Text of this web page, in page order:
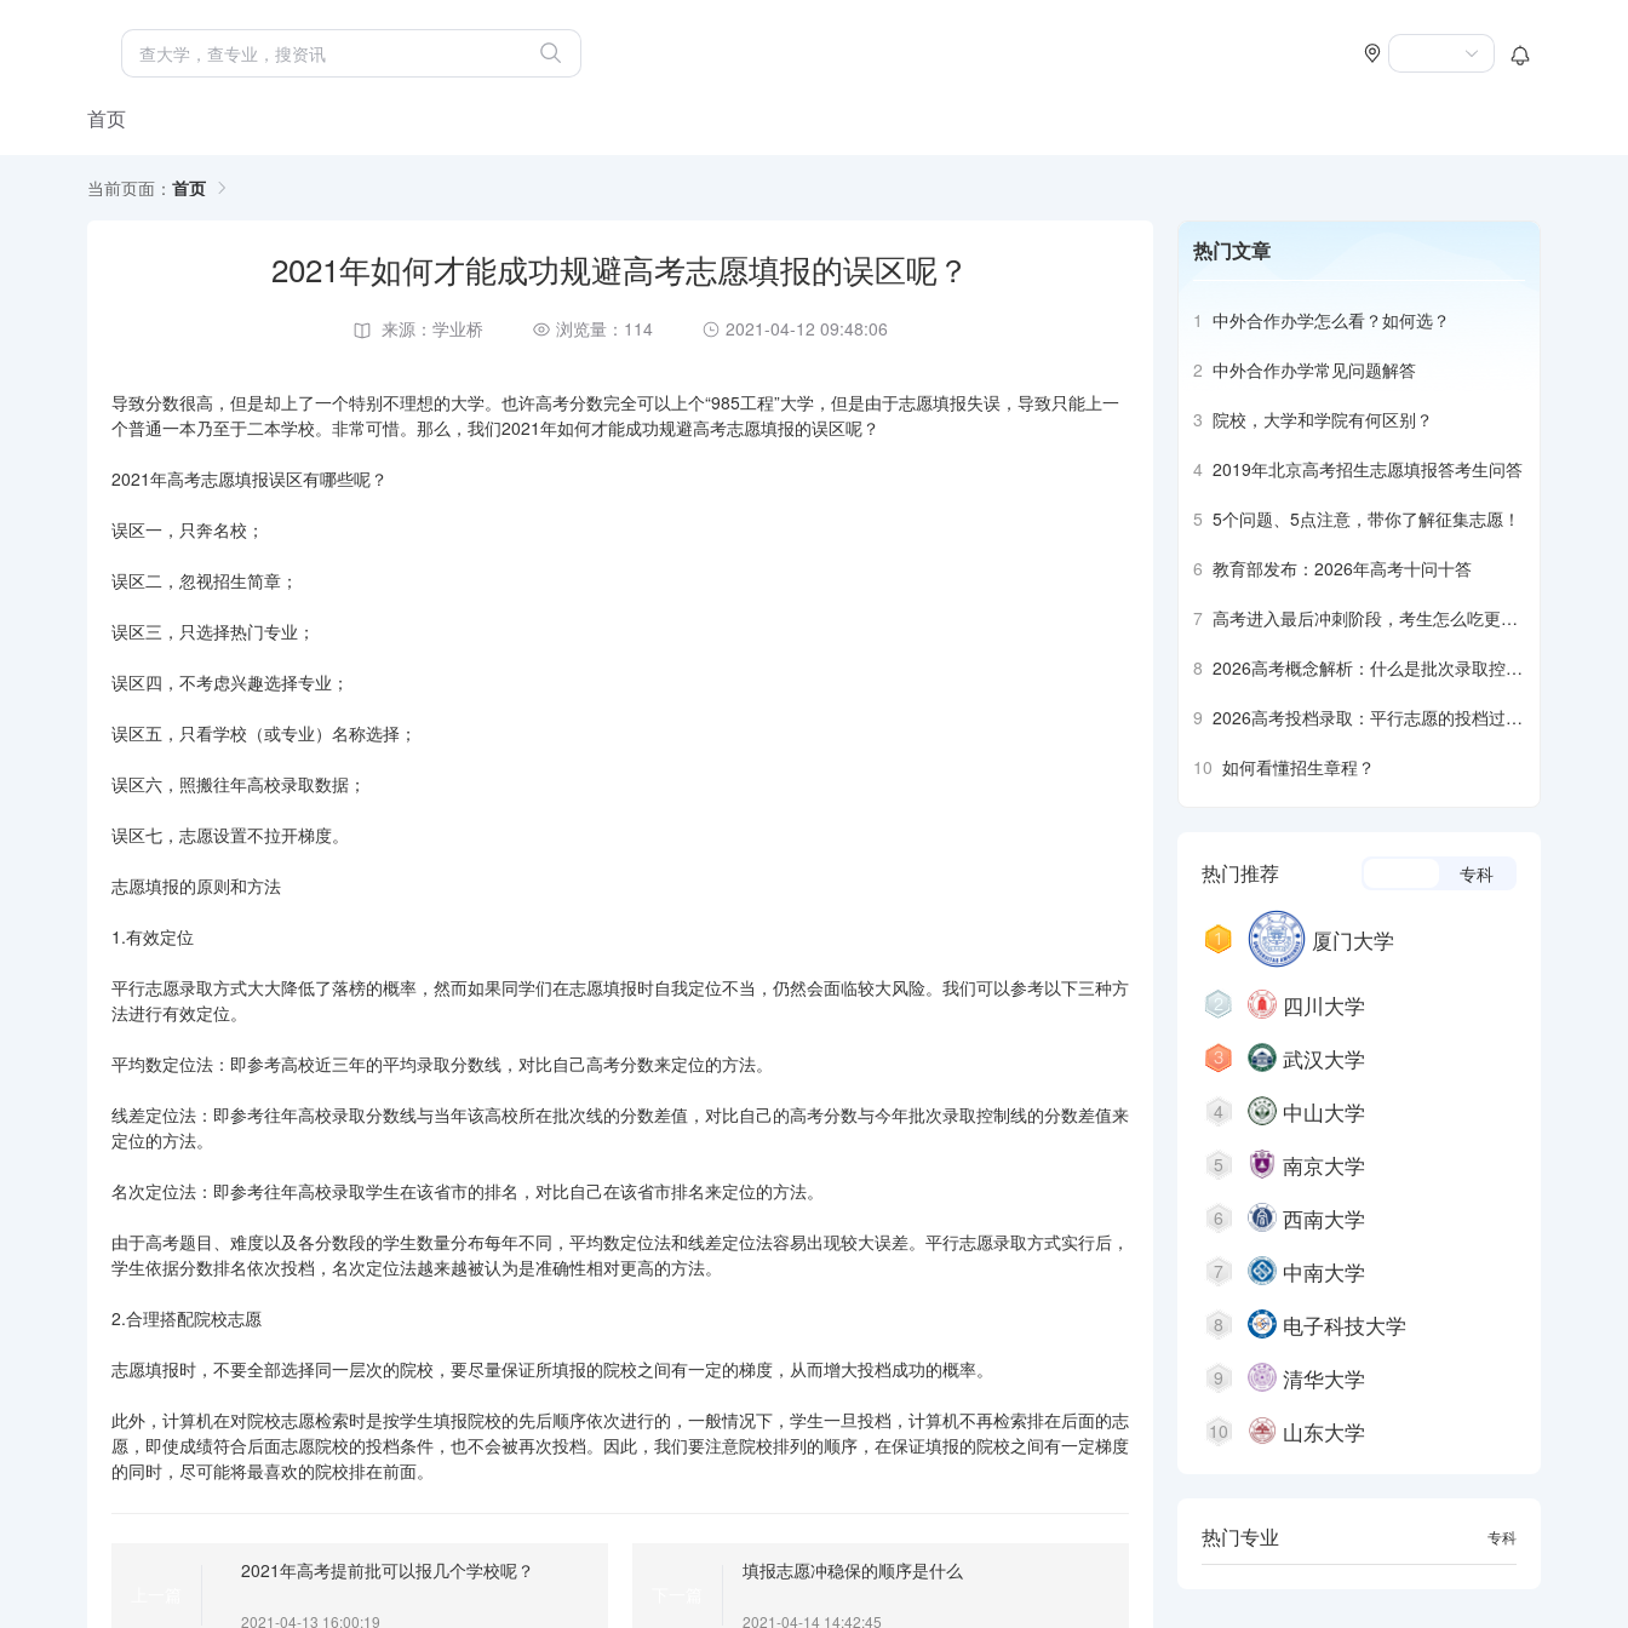
首页
当前页面： 首页
2021年如何才能成功规避高考志愿填报的误区呢？
来源：学业桥 浏览量：114 2021-04-12 09:48:06
导致分数很高，但是却上了一个特别不理想的大学。也许高考分数完全可以上个“985工程”大学，但是由于志愿填报失误，导致只能上一
个普通一本乃至于二本学校。非常可惜。那么，我们2021年如何才能成功规避高考志愿填报的误区呢？
2021年高考志愿填报误区有哪些呢？
误区一，只奔名校；
误区二，忽视招生简章；
误区三，只选择热门专业；
误区四，不考虑兴趣选择专业；
误区五，只看学校（或专业）名称选择；
误区六，照搬往年高校录取数据；
误区七，志愿设置不拉开梯度。
志愿填报的原则和方法
1.有效定位
平行志愿录取方式大大降低了落榜的概率，然而如果同学们在志愿填报时自我定位不当，仍然会面临较大风险。我们可以参考以下三种方
法进行有效定位。
平均数定位法：即参考高校近三年的平均录取分数线，对比自己高考分数来定位的方法。
线差定位法：即参考往年高校录取分数线与当年该高校所在批次线的分数差值，对比自己的高考分数与今年批次录取控制线的分数差值来
定位的方法。
名次定位法：即参考往年高校录取学生在该省市的排名，对比自己在该省市排名来定位的方法。
由于高考题目、难度以及各分数段的学生数量分布每年不同，平均数定位法和线差定位法容易出现较大误差。平行志愿录取方式实行后，
学生依据分数排名依次投档，名次定位法越来越被认为是准确性相对更高的方法。
2.合理搭配院校志愿
志愿填报时，不要全部选择同一层次的院校，要尽量保证所填报的院校之间有一定的梯度，从而增大投档成功的概率。
此外，计算机在对院校志愿检索时是按学生填报院校的先后顺序依次进行的，一般情况下，学生一旦投档，计算机不再检索排在后面的志
愿，即使成绩符合后面志愿院校的投档条件，也不会被再次投档。因此，我们要注意院校排列的顺序，在保证填报的院校之间有一定梯度
的同时，尽可能将最喜欢的院校排在前面。
2021年高考提前批可以报几个学校呢？
2021-04-13 16:00:19
填报志愿冲稳保的顺序是什么
2021-04-14 14:42:45
热门文章
1 中外合作办学怎么看？如何选？
2 中外合作办学常见问题解答
3 院校，大学和学院有何区别？
4 2019年北京高考招生志愿填报答考生问答
5 5个问题、5点注意，带你了解征集志愿！
6 教育部发布：2026年高考十问十答
7 高考进入最后冲刺阶段，考生怎么吃更营
8 2026高考概念解析：什么是批次录取控制
9 2026高考投档录取：平行志愿的投档过程
10 如何看懂招生章程？
热门推荐 专科
厦门大学
四川大学
武汉大学
4 中山大学
5 南京大学
6 西南大学
7 中南大学
8 电子科技大学
9 清华大学
10 山东大学
热门专业 专科